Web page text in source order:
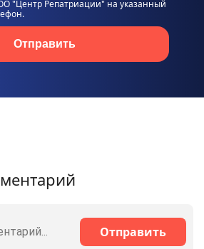
"Центр Репатриации" на указанный
Отправить
Отправить